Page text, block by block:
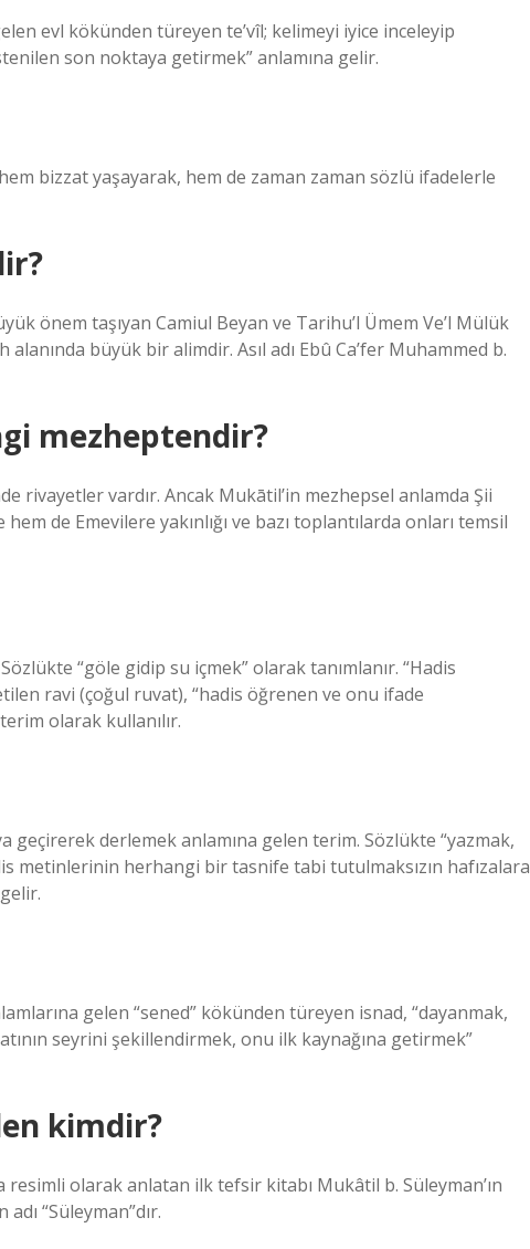
evl kökünden türeyen te’vîl; kelimeyi iyice inceleyip
son noktaya getirmek” anlamına gelir.
bizzat yaşayarak, hem de zaman zaman sözlü ifadelerle
önem taşıyan Camiul Beyan ve Tarihu’l Ümem Ve’l Mülük
büyük bir alimdir. Asıl adı Ebû Ca’fer Muhammed b.
mezheptendir?
rivayetler vardır. Ancak Mukātil’in mezhepsel anlamda Şii
de Emevilere yakınlığı ve bazı toplantılarda onları temsil
“göle gidip su içmek” olarak tanımlanır. “Hadis
ravi (çoğul ruvat), “hadis öğrenen ve onu ifade
olarak kullanılır.
geçirerek derlemek anlamına gelen terim. Sözlükte “yazmak,
metinlerinin herhangi bir tasnife tabi tutulmaksızın hafızalara
gelen “sened” kökünden türeyen isnad, “dayanmak,
seyrini şekillendirmek, onu ilk kaynağına getirmek”
kimdir?
resimli olarak anlatan ilk tefsir kitabı Mukâtil b. Süleyman’ın
“Süleyman”dır.